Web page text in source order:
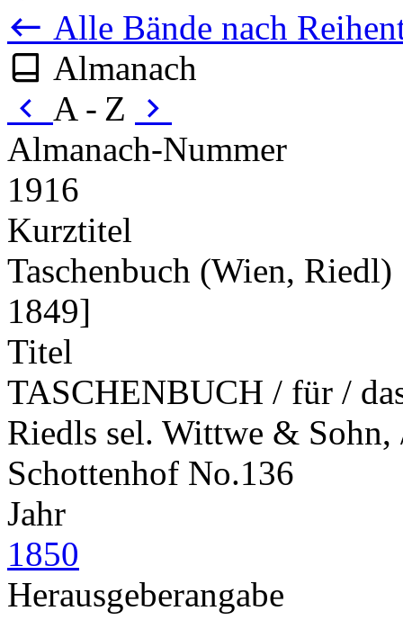
Alle Bände nach
Almanach
A - Z
Almanach-Nummer
1916
Kurztitel
Taschenbuch (Wien,
1849]
Titel
TASCHENBUCH / für /
Riedls sel. Wittwe &
Schottenhof No.136
Jahr
1850
Herausgeberangabe